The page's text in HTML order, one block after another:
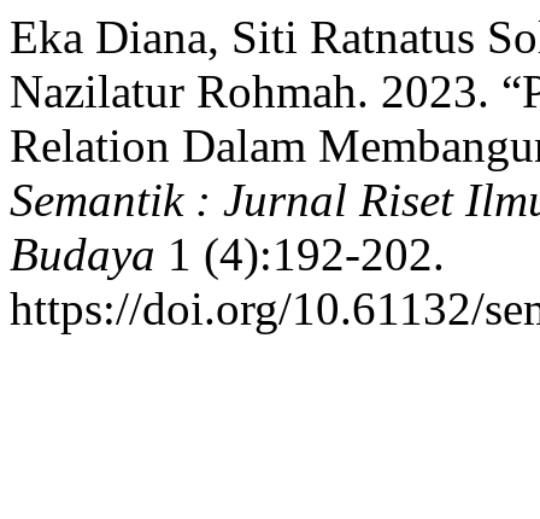
Eka Diana, Siti Ratnatus
Nazilatur Rohmah. 2023.
Relation Dalam
Semantik : Jurnal Riset
Budaya 1 (4):192-202.
https://doi.org/10.61132/